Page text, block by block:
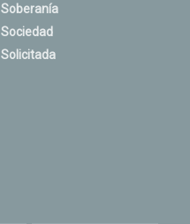
Soberanía
Sociedad
Solicitada